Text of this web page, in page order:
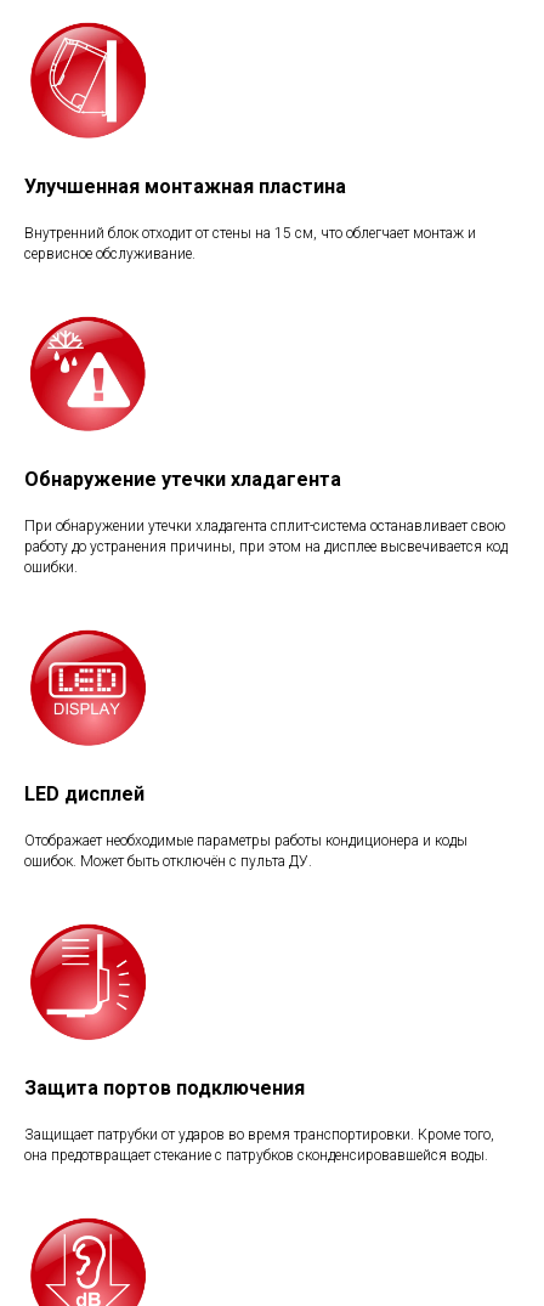
Улучшенная монтажная пластина
Внутренний блок отходит от стены на 15 см, что облегчает монтаж и
сервисное обслуживание.
Обнаружение утечки хладагента
При обнаружении утечки хладагента сплит-система останавливает свою
работу до устранения причины, при этом на дисплее высвечивается код
ошибки.
LED дисплей
Отображает необходимые параметры работы кондиционера и коды
ошибок. Может быть отключён с пульта ДУ.
Защита портов подключения
Защищает патрубки от ударов во время транспортировки. Кроме того,
она предотвращает стекание с патрубков сконденсировавшейся воды.